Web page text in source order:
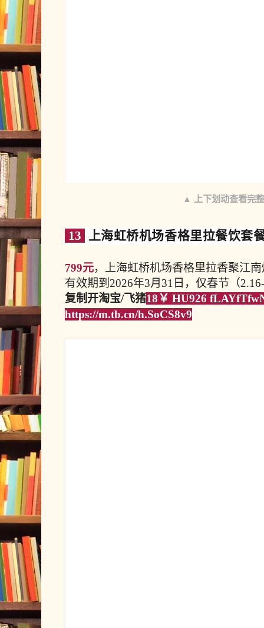
▲ 上下划动查看完
13 上海虹桥机场香格里拉餐饮套
799元，上海虹桥机场香格里拉香聚江
有效期到2026年3月31日，仅春节（
复制开淘宝/飞猪18￥ HU926
https://m.tb.cn/h.SoCS8v9